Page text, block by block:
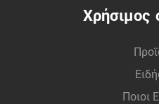
Χρήσιμος
Ποιοι